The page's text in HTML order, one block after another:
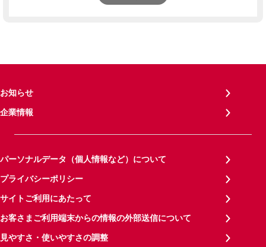
お知らせ
企業情報
パーソナルデータ（個人情報など）について
プライバシーポリシー
サイトご利用にあたって
お客さまご利用端末からの情報の外部送信について
見やすさ・使いやすさの調整